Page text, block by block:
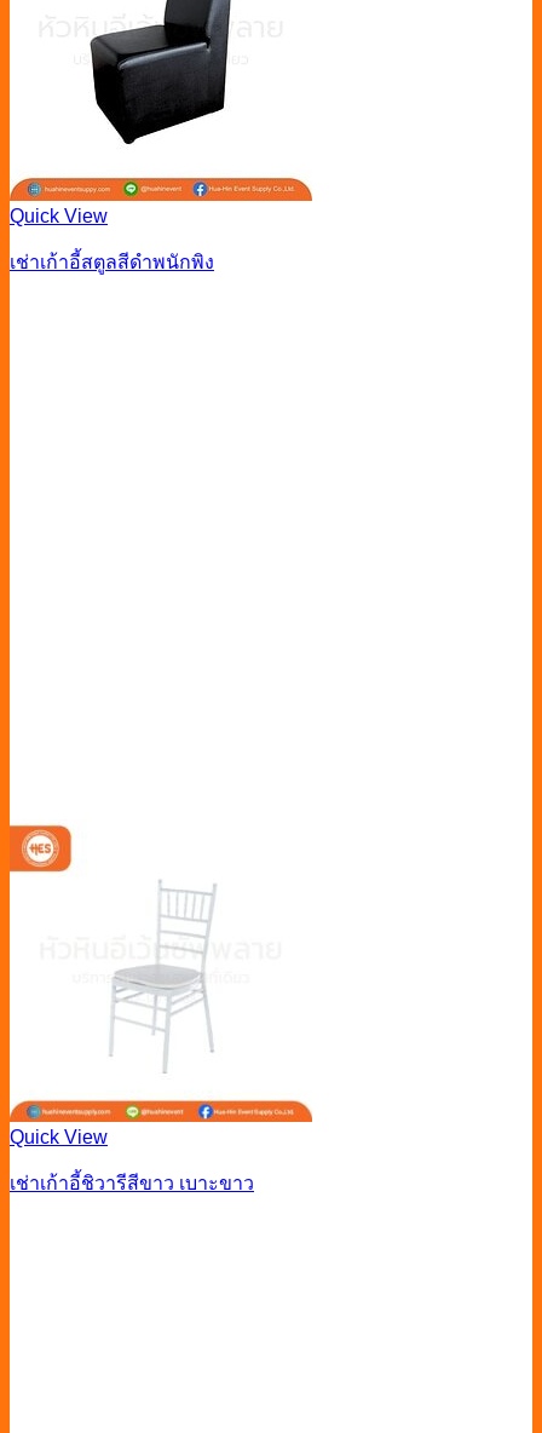
Quick View
เช่าเก้าอี้สตูลสีดำพนักพิง
Quick View
เช่าเก้าอี้ชิวารีสีขาว เบาะขาว